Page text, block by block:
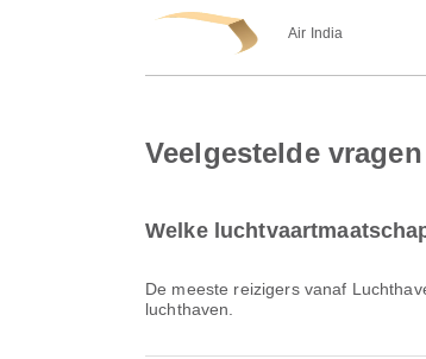
Air India
Veelgestelde
Welke
De meeste reizigers vanaf
luchthaven.